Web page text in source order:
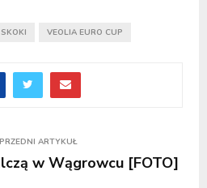
SKOKI VEOLIA EURO CUP
ARTYKUŁ
w Wągrowcu [FOTO]